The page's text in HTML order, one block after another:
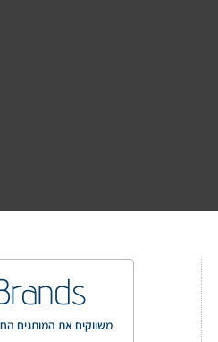
משווקים את המותגים